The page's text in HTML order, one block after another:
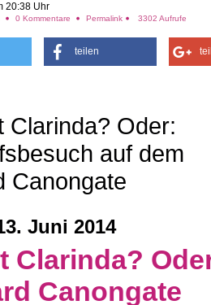
20:38 Uhr
0 Kommentare Permalink 3302 Aufrufe
teilen
Juni 2014
Clarinda?
Canongate